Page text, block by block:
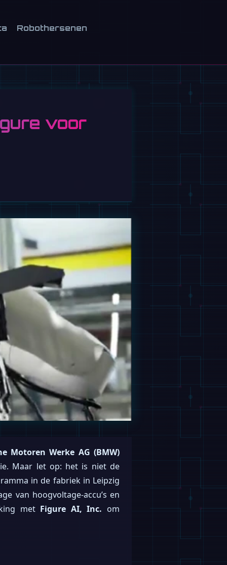
Robothersenen
voor
Motoren Werke AG (BMW)
Maar let op: het is niet de
in de fabriek in Leipzig
van hoogvoltage-accu’s en
met Figure AI, Inc. om